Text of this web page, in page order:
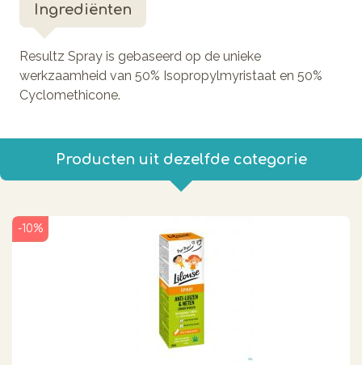
Ingrediënten
Resultz Spray is gebaseerd op de unieke
werkzaamheid van 50% Isopropylmyristaat en 50%
Cyclomethicone.
Producten uit dezelfde categorie
-10%